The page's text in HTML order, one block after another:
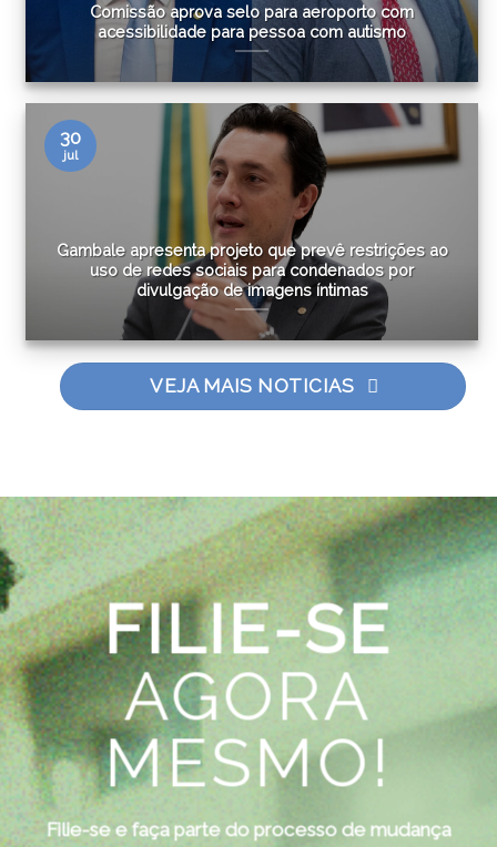
Comissão aprova selo para aeroporto com
acessibilidade para pessoa com autismo
Gambale apresenta projeto que prevê restrições ao
uso de redes sociais para condenados por
divulgação de imagens íntimas
30
jul
VEJA MAIS NOTICIAS
FILIE-SE
AGORA
MESMO!
Filie-se e faça parte do processo de mudança